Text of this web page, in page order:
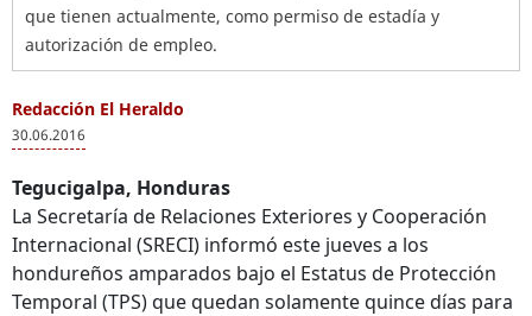
que tienen actualmente, como permiso de estadía y
autorización de empleo.
Redacción El Heraldo
30.06.2016
Tegucigalpa, Honduras
La Secretaría de Relaciones Exteriores y Cooperación
Internacional (SRECI) informó este jueves a los
hondureños amparados bajo el Estatus de Protección
Temporal (TPS) que quedan solamente quince días para